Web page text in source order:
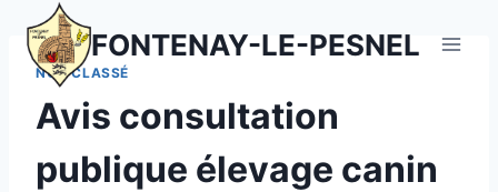
contenu
FONTENAY-LE-PESNEL
NON CLASSÉ
Avis consultation
publique élevage canin